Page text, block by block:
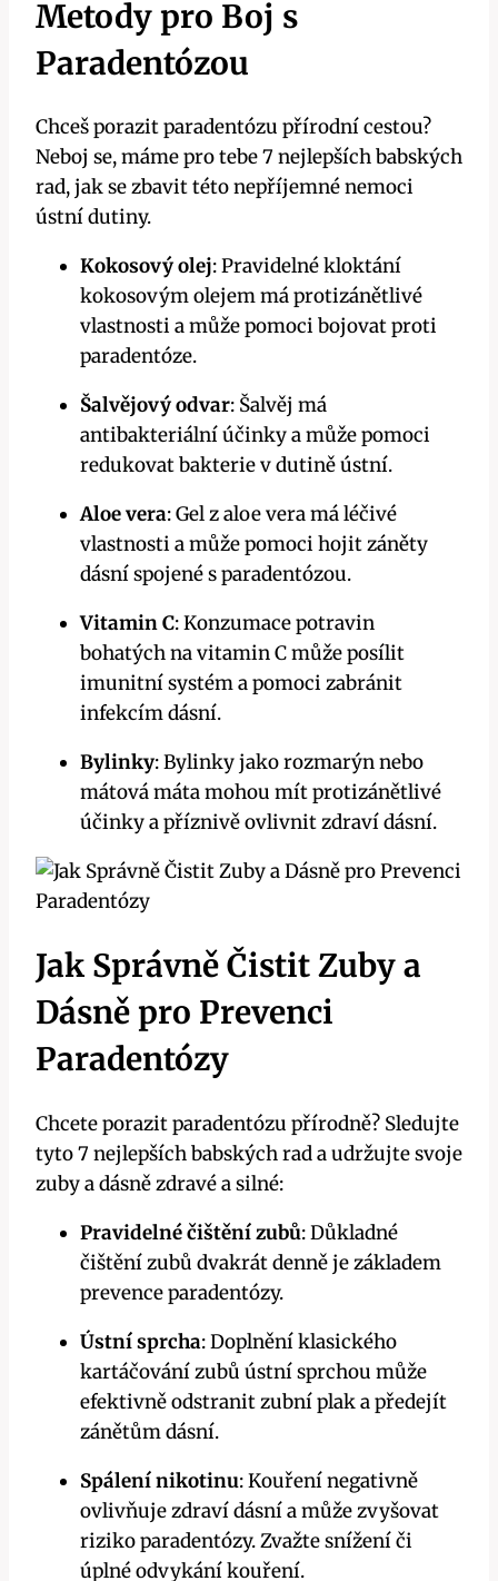
Metody pro Boj s
Paradentózou
Chceš porazit paradentózu přírodní cestou?
Neboj se, máme pro tebe 7 nejlepších babských
rad, jak se zbavit této nepříjemné nemoci
ústní dutiny.
Kokosový olej: Pravidelné kloktání
kokosovým olejem má protizánětlivé
vlastnosti a může pomoci bojovat proti
paradentóze.
Šalvějový odvar: Šalvěj má
antibakteriální účinky a může pomoci
redukovat bakterie v dutině ústní.
Aloe vera: Gel z aloe vera má léčivé
vlastnosti a může pomoci hojit záněty
dásní spojené s paradentózou.
Vitamin C: Konzumace potravin
bohatých na vitamin C může posílit
imunitní systém a pomoci zabránit
infekcím dásní.
Bylinky: Bylinky jako rozmarýn nebo
mátová máta mohou mít protizánětlivé
účinky a příznivě ovlivnit zdraví dásní.
Jak Správně Čistit Zuby a
Dásně pro Prevenci
Paradentózy
Chcete porazit paradentózu přírodně? Sledujte
tyto 7 nejlepších babských rad a udržujte svoje
zuby a dásně zdravé a silné:
Pravidelné čištění zubů: Důkladné
čištění zubů dvakrát denně je základem
prevence paradentózy.
Ústní sprcha: Doplnění klasického
kartáčování zubů ústní sprchou může
efektivně odstranit zubní plak a předejít
zánětům dásní.
Spálení nikotinu: Kouření negativně
ovlivňuje zdraví dásní a může zvyšovat
riziko paradentózy. Zvažte snížení či
úplné odvykání kouření.